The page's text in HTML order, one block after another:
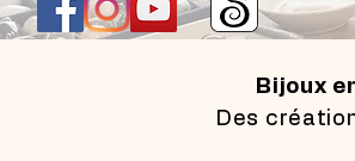
Bijoux
Des